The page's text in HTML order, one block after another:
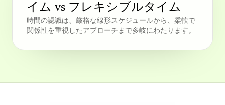
イム vs フレキシブルタイム
時間の認識は、厳格な線形スケジュールから、柔軟で
関係性を重視したアプローチまで多岐にわたります。